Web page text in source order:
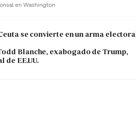
en Washington
se convierte en un arma
Blanche, exabogado de Trump,
de EE.UU.